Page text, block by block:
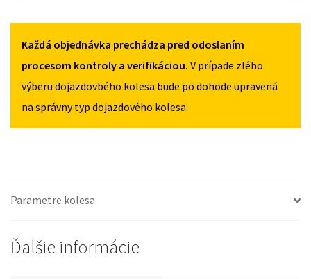
4X100
OD
2015
115/70R15
Každá objednávka prechádza pred odoslaním
procesom kontroly a verifikáciou. V prípade zlého
výberu dojazdovbého kolesa bude po dohode upravená
na správny typ dojazdového kolesa.
Parametre kolesa
Ďalšie informácie